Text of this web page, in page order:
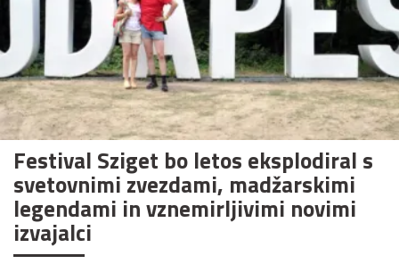
Festival Sziget bo letos eksplodiral s
svetovnimi zvezdami, madžarskimi
legendami in vznemirljivimi novimi
izvajalci